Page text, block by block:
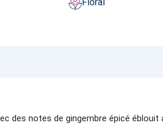
des notes de gingembre épicé